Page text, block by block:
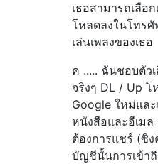
เธอสามารถเลือ
โหลดลงในโทรศั
เล่นเพลงของเธอ
ค ..... ฉันชอบตัว
จริงๆ DL / Up
Google ใหม่แล
หนังสือและอีเม
ต้องการแชร์ (ซิ
บัญชีนั้นการเข้าถึ